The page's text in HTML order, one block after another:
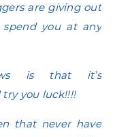
are giving out
you at any
is that it’s
try you luck!!!!
that never have